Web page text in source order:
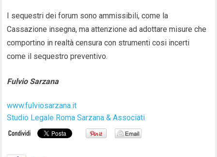
I sequestri dei forum sono ammissibili, come la
Cassazione insegna, ma attenzione ad adottare misure che
comportino in realtà censura con strumenti cosi incerti
come il sequestro preventivo.
Fulvio Sarzana
www.fulviosarzana.it
Studio Legale Roma Sarzana & Associati